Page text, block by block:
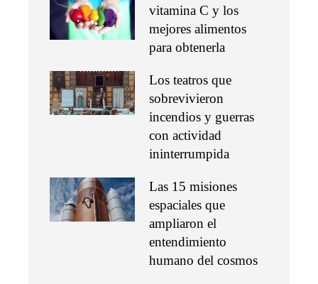
vitamina C y los
mejores alimentos
para obtenerla
Los teatros que
sobrevivieron
incendios y guerras
con actividad
ininterrumpida
Las 15 misiones
espaciales que
ampliaron el
entendimiento
humano del cosmos